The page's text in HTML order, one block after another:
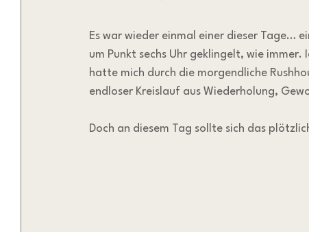
Es war wieder einmal einer dieser Tage…
um Punkt sechs Uhr geklingelt, wie
hatte mich durch die morgendliche
endloser Kreislauf aus Wiederholung,
Doch an diesem Tag sollte sich das